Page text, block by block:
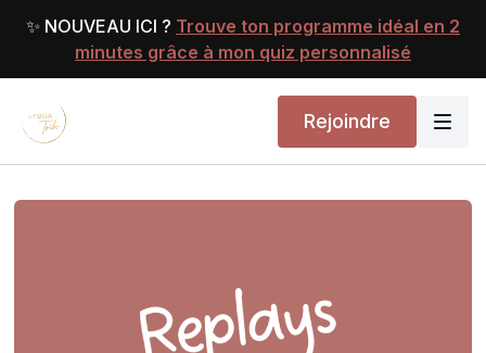
✨ NOUVEAU ICI ? Trouve ton programme idéal en 2
minutes grâce à mon quiz personnalisé
Rejoindre